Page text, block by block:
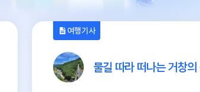
여행기사
물길 따라 떠나는 거창